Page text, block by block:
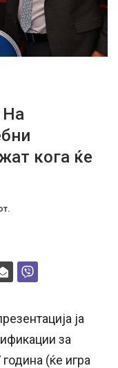
На
кога ќе
ја
за
(ќе игра